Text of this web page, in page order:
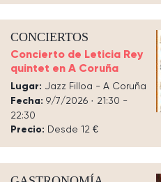
CONCIERTOS
Concierto de Leticia Rey
quintet en A Coruña
Lugar: Jazz Filloa - A Coruña
Fecha: 9/7/2026 · 21:30 -
22:30
Precio: Desde 12 €